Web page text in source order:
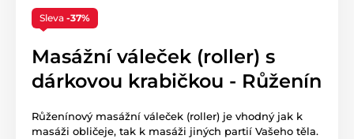
Sleva -37%
Masážní váleček (roller) s
dárkovou krabičkou - Růženín
Růženínový masážní váleček (roller) je vhodný jak k
masáži obličeje, tak k masáži jiných partií Vašeho těla.